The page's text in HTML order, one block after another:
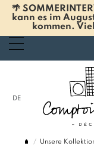
🌴
kann es im
kommen.
DE
Unsere